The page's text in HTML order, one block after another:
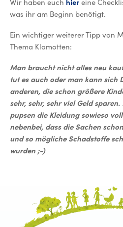
Wir haben euch hier eine
was ihr am Beginn benötigt.
Ein wichtiger weiterer Tipp von
Thema Klamotten:
Man braucht nicht alles neu
tut es auch oder man kann sich
anderen, die schon größere
sehr, sehr, sehr viel Geld
pupsen die Kleidung sowieso
nebenbei, dass die Sachen
und so mögliche Schadstoffe
wurden ;-)